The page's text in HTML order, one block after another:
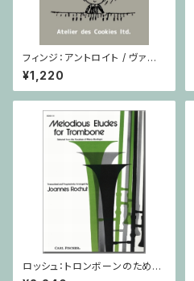
フィンジ：アントロイト / ヴァイ
オリン・ピアノ
¥1,220
ロッシュ：トロンボーンのための
旋律的練習曲 第3巻/トロンボ